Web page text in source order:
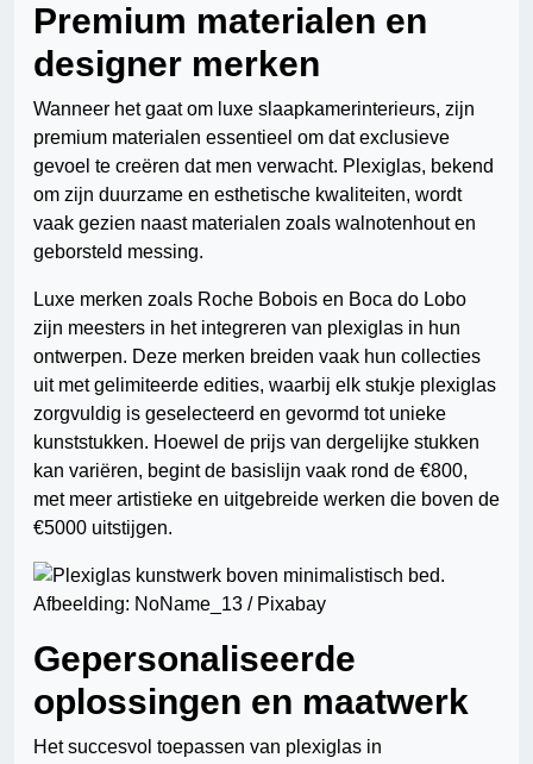
Premium materialen en
designer merken
Wanneer het gaat om luxe slaapkamerinterieurs, zijn
premium materialen essentieel om dat exclusieve
gevoel te creëren dat men verwacht. Plexiglas, bekend
om zijn duurzame en esthetische kwaliteiten, wordt
vaak gezien naast materialen zoals walnotenhout en
geborsteld messing.
Luxe merken zoals Roche Bobois en Boca do Lobo
zijn meesters in het integreren van plexiglas in hun
ontwerpen. Deze merken breiden vaak hun collecties
uit met gelimiteerde edities, waarbij elk stukje plexiglas
zorgvuldig is geselecteerd en gevormd tot unieke
kunststukken. Hoewel de prijs van dergelijke stukken
kan variëren, begint de basislijn vaak rond de €800,
met meer artistieke en uitgebreide werken die boven de
€5000 uitstijgen.
Afbeelding: NoName_13 / Pixabay
Gepersonaliseerde
oplossingen en maatwerk
Het succesvol toepassen van plexiglas in